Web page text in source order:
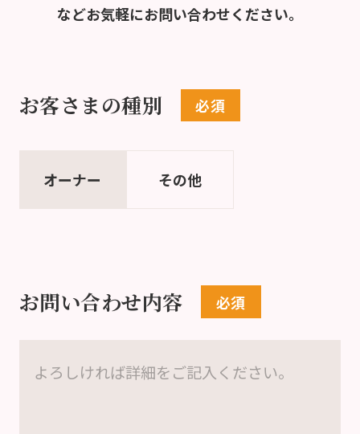
などお気軽にお問い合わせください。
お客さまの種別
オーナー その他
お問い合わせ内容